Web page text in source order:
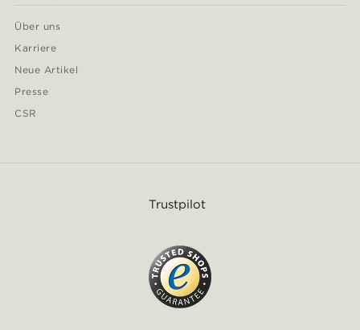
Über uns
Karriere
Neue Artikel
Presse
CSR
Trustpilot